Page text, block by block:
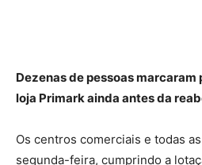
Dezenas de pessoas marcaram
loja Primark ainda antes da
Os centros comerciais e todas
segunda-feira, cumprindo a